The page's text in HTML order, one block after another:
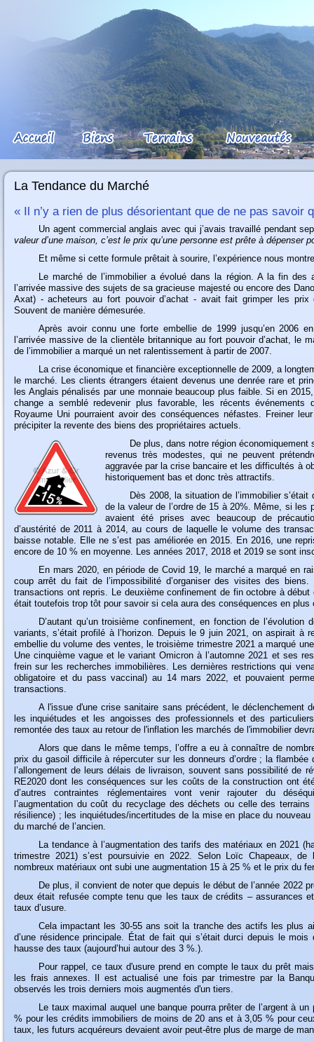
La Tendance du Marché
« Il n’y a rien de plus désorientant que de ne pas savoir
Un agent commercial anglais avec qui j’avais travaillé pendant
valeur d’une maison, c’est le prix qu’une personne est prête à dépenser
Et même si cette formule prêtait à sourire, l’expérience nous
Le marché de l’immobilier a évolué dans la région. A la fin des
l’arrivée massive des sujets de sa gracieuse majesté ou encore des
Axat) - acheteurs au fort pouvoir d’achat - avait fait grimper les prix
Souvent de manière démesurée.
Après avoir connu une forte embellie de 1999 jusqu’en 2006
l’arrivée massive de la clientèle britannique au fort pouvoir d’achat, le
de l’immobilier a marqué un net ralentissement à partir de 2007.
Lacrise économique et financière exceptionnelle de 2009, a
le marché. Les clients étrangers étaient devenus une denrée rare et
les Anglais pénalisés par une monnaie beaucoup plus faible. Si en
change a semblé redevenir plus favorable, les récents événements
Royaume Uni pourraient avoir des conséquences néfastes. Freiner
précipiter la revente des biens des propriétaires actuels.
De plus, dans notre région
revenus très modestes, qui ne peuvent
aggravée par la crise bancaire et les difficultés à
historiquement bas et donc très attractifs.
Dès 2008, la situation de l’immobilier
de la valeur de l’ordre de 15 à 20%. Même, si les
avaient été prises avec beaucoup de
d’austérité de 2011 à 2014, au cours de laquelle le volume des
baisse notable. Elle ne s’est pas améliorée en 2015. En 2016, une
encore de 10 % en moyenne. Les années 2017, 2018 et 2019 se sont
En mars 2020, en période de Covid 19, le marché a marqué en
coup arrêt du fait de l’impossibilité d’organiser des visites des
transactions ont repris. Le deuxième confinement de fin octobre à
était toutefois trop tôt pour savoir si cela aura des conséquences en plus
D’autant qu’un troisième confinement, en fonction de l’évolution
variants, s’était profilé à l’horizon. Depuis le 9 juin 2021, on aspirait à
embellie du volume des ventes, le troisième trimestre 2021 a marqué
Une cinquième vague et le variant Omicron à l’automne 2021 et ses
frein sur les recherches immobilières. Les dernières restrictions qui
obligatoire et du pass vaccinal) au 14 mars 2022, et pouvaient
transactions.
Al'issue d'une crise sanitaire sans précédent, le déclenchement
les inquiétudes et les angoisses des professionnels et des
remontée des taux au retour de l'inflation les marchés de l'immobilier
Alors que dans le même temps, l’offre a eu à connaître de
prix du gasoil difficile à répercuter sur les donneurs d’ordre ; la
l’allongement de leurs délais de livraison, souvent sans possibilité de
RE2020 dont les conséquences sur les coûts de la construction ont
d’autres contraintes réglementaires vont venir rajouter du
l’augmentation du coût du recyclage des déchets ou celle des
résilience) ; les inquiétudes/incertitudes de la mise en place du
du marché de l’ancien.
Latendance à l’augmentation des tarifs des matériaux en 2021
trimestre 2021) s’est poursuivie en 2022. Selon Loïc Chapeaux,
nombreux matériaux ont subi une augmentation 15 à 25 % et le prix du
De plus, il convient de noter que depuis le début de l’année 2022
deux était refusée compte tenu que les taux de crédits – assurances
taux d’usure.
Celaimpactant les 30-55 ans soit la tranche des actifs les plus
d’une résidence principale. État de fait qui s’était durci depuis le mois
hausse des taux (aujourd’hui autour des 3 %.).
Pourrappel, ce taux d'usure prend en compte le taux du prêt
les frais annexes. Il est actualisé une fois par trimestre par la
observés les trois derniers mois augmentés d'un tiers.
Le taux maximal auquel une banque pourra prêter de l’argent à
% pour les crédits immobiliers de moins de 20 ans et à 3,05 % pour
taux, les futurs acquéreurs devaient avoir peut-être plus de marge de